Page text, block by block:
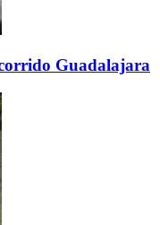
Guadalajara